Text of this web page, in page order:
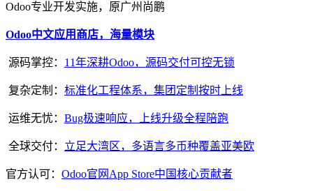
Odoo专业开发实施，原广州尚鹏
Odoo中文应用商店，海量模块
源码掌控： 11年深耕Odoo，源码交付可控无锁
复杂定制： 标准化工程体系，集团定制按时上线
运维无忧： Bug极速响应，上线升级全程陪跑
全球交付： 立足大湾区，多语言多币种覆盖亚美欧
官方认可： Odoo官网App Store中国核心贡献者